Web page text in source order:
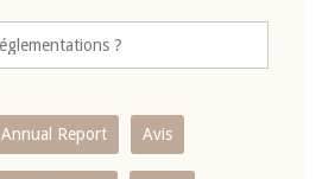
Annual Report Avis